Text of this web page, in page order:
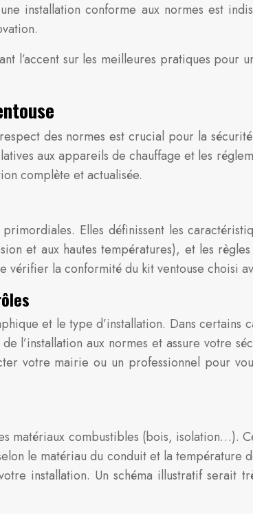
installation conforme aux normes est
l’accent sur les meilleures pratiques pour
des normes est crucial pour la
aux appareils de chauffage et les
complète et actualisée.
Elles définissent les
et aux hautes températures), et les
la conformité du kit ventouse choisi
et le type d’installation. Dans
l’installation aux normes et assure votre
votre mairie ou un professionnel pour
matériaux combustibles (bois, isolation…).
le matériau du conduit et la température
installation. Un schéma illustratif serait